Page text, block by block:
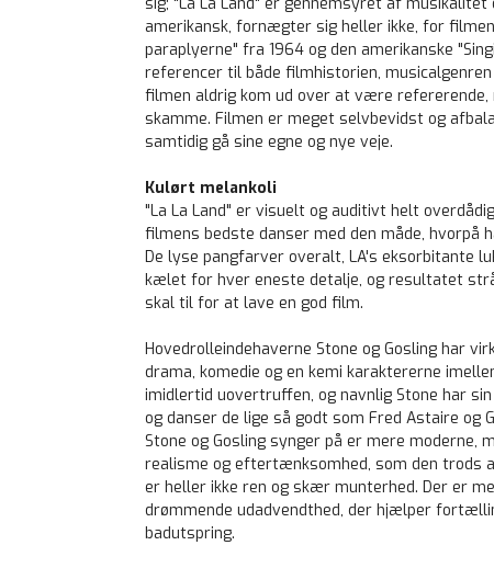
sig; "La La Land" er gennemsyret af
amerikansk, fornægter sig heller ikke, for
paraplyerne" fra 1964 og den amerikanske
referencer til både filmhistorien,
filmen aldrig kom ud over at være
skamme. Filmen er meget selvbevidst og
samtidig gå sine egne og nye veje.
Kulørt melankoli
"La La Land" er visuelt og auditivt helt
filmens bedste danser med den måde, hvorpå
De lyse pangfarver overalt, LA's eksorbitante
kælet for hver eneste detalje, og resultatet
skal til for at lave en god film.
Hovedrolleindehaverne Stone og Gosling har
drama, komedie og en kemi karaktererne
imidlertid uovertruffen, og navnlig Stone har
og danser de lige så godt som Fred Astaire og
Stone og Gosling synger på er mere
realisme og eftertænksomhed, som den trods
er heller ikke ren og skær munterhed. Der er
drømmende udadvendthed, der hjælper
badutspring.